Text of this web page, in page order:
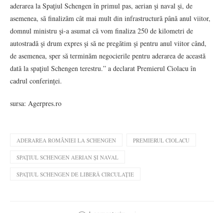
aderarea la Spaţiul Schengen în primul pas, aerian şi naval şi, de
asemenea, să finalizăm cât mai mult din infrastructură până anul viitor,
domnul ministru şi-a asumat că vom finaliza 250 de kilometri de
autostradă şi drum expres şi să ne pregătim şi pentru anul viitor când,
de asemenea, sper să terminăm negocierile pentru aderarea de această
dată la spaţiul Schengen terestru.” a declarat Premierul Ciolacu în
cadrul conferinței.
sursa: Agerpres.ro
ADERAREA ROMÂNIEI LA SCHENGEN PREMIERUL CIOLACU
SPAȚIUL SCHENGEN AERIAN ȘI NAVAL
SPAȚIUL SCHENGEN DE LIBERĂ CIRCULAȚIE